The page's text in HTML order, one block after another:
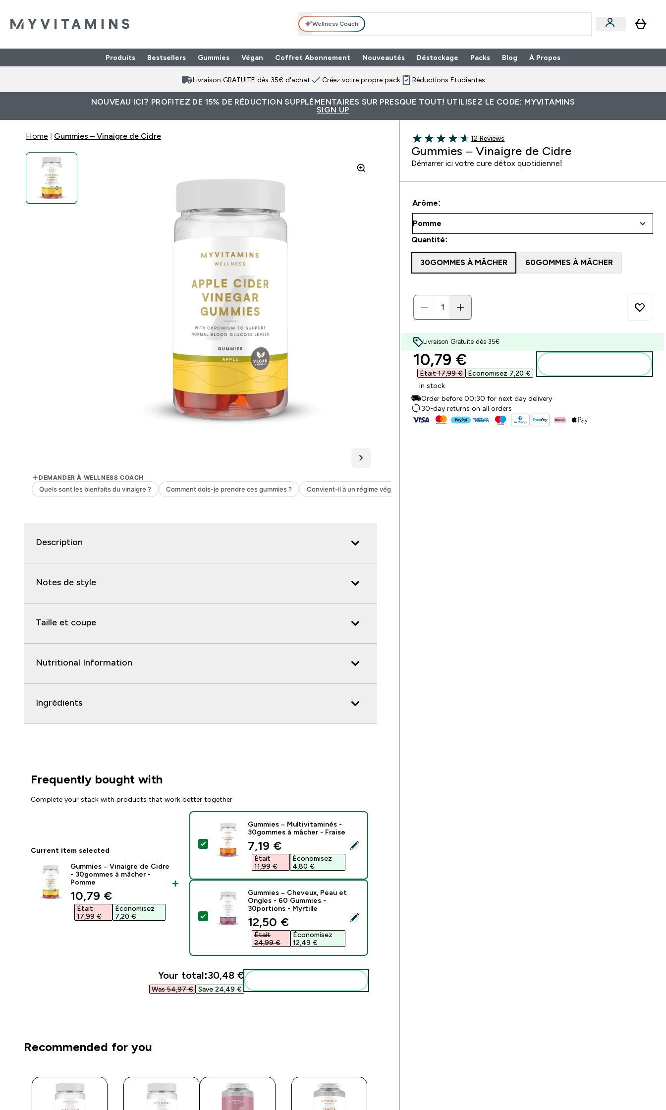
Wellness Coach
Produits Enter Produits submenu
Bestsellers Gummies Végan Coffret Abonnement Nouveautés Déstockage Packs Enter Packs submenu
Blog À Propos
Livraison GRATUITE dès 35€ d'achat Créez votre propre pack Réductions Etudiantes
NOUVEAU ICI? PROFITEZ DE 15% DE RÉDUCTION SUPPLÉMENTAIRES SUR PRESQUE TOUT! UTILISEZ LE CODE: MYVITAMINS
SIGN UP
Home Gummies – Vinaigre de Cidre
Description
Notes de style
Taille et coupe
Nutritional Information
Ingrédients
Frequently bought with
Complete your stack with products that work better together
Current item selected
Gummies – Vinaigre de Cidre
- 30gommes à mâcher -
Pomme
discounted price
10,79 €‎
Était
17,99 €‎
Économisez
7,20 €‎
Select this product - Gummies – Multivitaminés - 30gommes à mâcher - Fraise
Gummies – Multivitaminés -
30gommes à mâcher - Fraise
discounted price
7,19 €‎
Était
11,99 €‎
Économisez
4,80 €‎
Select this product - Gummies – Cheveux, Peau et Ongles - 60 Gummies - 30portions - Myrtille
Gummies – Cheveux, Peau et
Ongles - 60 Gummies -
30portions - Myrtille
discounted price
12,50 €‎
Était
24,99 €‎
Économisez
12,49 €‎
Your total:30,48 €‎
Was 54,97 €‎ Save 24,49 €‎
Recommended for you
4.67 out of 5 stars
12 customer reviews
12 Reviews
Gummies – Vinaigre de Cidre
Démarrer ici votre cure détox quotidienne!
Arôme:
Quantité:
30GOMMES À MÂCHER 60GOMMES À MÂCHER
Livraison Gratuite dès 35€
discounted price
10,79 €‎
Était 17,99 €‎ Économisez 7,20 €‎
In stock
Order before 00:30 for next day delivery
30-day returns on all orders